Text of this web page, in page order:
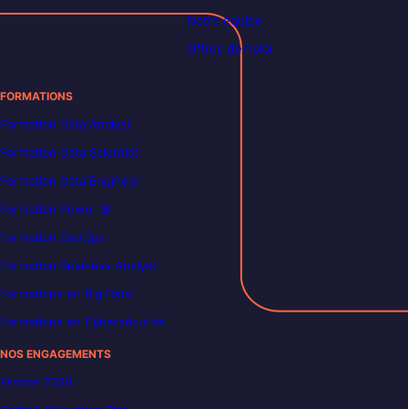
Notre équipe
Offres d’emploi
FORMATIONS
Formation Data Analyst
Formation Data Scientist
Formation Data Engineer
Formation Power BI
Formation DevOps
Formation Business Analyst
Formations en Big Data
Formations en Cybersécurité
NOS ENGAGEMENTS
France 2030